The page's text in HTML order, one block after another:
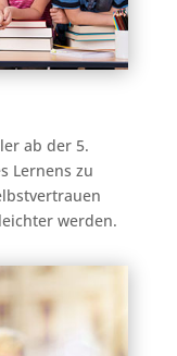
ab der 5.
Lernens zu
werden.